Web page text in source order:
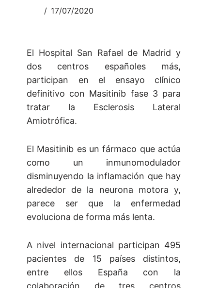
17/07/2020
El Hospital San Rafael de Madrid y
dos centros españoles más,
participan en el ensayo clínico
definitivo con Masitinib fase 3 para
tratar la Esclerosis Lateral
Amiotrófica.
El Masitinib es un fármaco que actúa
como un inmunomodulador
disminuyendo la inflamación que hay
alrededor de la neurona motora y,
parece ser que la enfermedad
evoluciona de forma más lenta.
A nivel internacional participan 495
pacientes de 15 países distintos,
entre ellos España con la